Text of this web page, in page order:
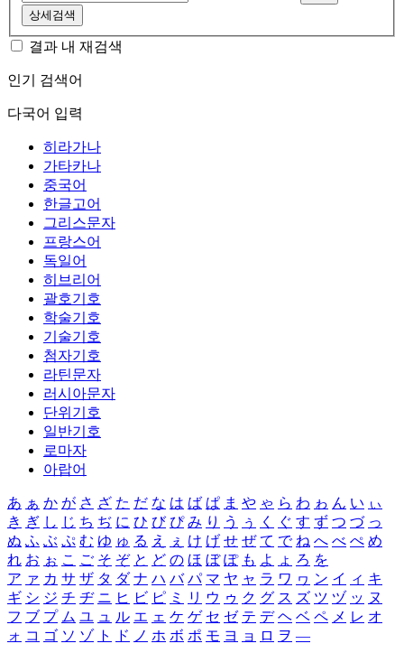
상세검색
결과 내 재검색
인기 검색어
다국어 입력
히라가나
가타카나
중국어
한글고어
그리스문자
프랑스어
독일어
히브리어
괄호기호
학술기호
기술기호
첨자기호
라틴문자
러시아문자
단위기호
일반기호
로마자
아랍어
あ ぁ か が さ ざ た だ な は ば ぱ ま や ゃ ら わ ゎ ん い ぃ
き ぎ し じ ち ぢ に ひ び ぴ み り う ぅ く ぐ す ず つ づ っ
ぬ ふ ぶ ぷ む ゆ ゅ る え ぇ け げ せ ぜ て で ね へ べ ぺ め
れ お ぉ こ ご そ ぞ と ど の ほ ぼ ぽ も よ ょ ろ を
ア ァ カ サ ザ タ ダ ナ ハ バ パ マ ヤ ャ ラ ワ ヮ ン イ ィ キ
ギ シ ジ チ ヂ ニ ヒ ビ ピ ミ リ ウ ゥ ク グ ス ズ ツ ヅ ッ ヌ
フ ブ プ ム ユ ュ ル エ ェ ケ ゲ セ ゼ テ デ ヘ ベ ペ メ レ オ
ォ コ ゴ ソ ゾ ト ド ノ ホ ボ ポ モ ヨ ョ ロ ヲ ―